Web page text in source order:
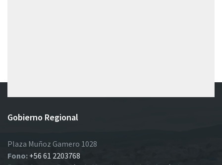
Gobierno Regional
Plaza Muñoz Gamero 1028
Fono: +56 61 2203768